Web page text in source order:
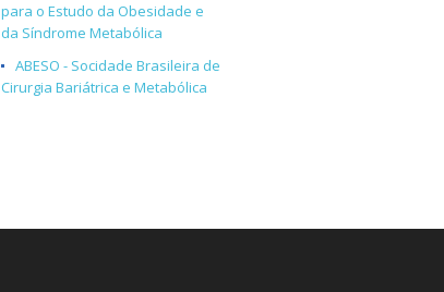
para o Estudo da Obesidade e
da Síndrome Metabólica
ABESO - Socidade Brasileira de
Cirurgia Bariátrica e Metabólica